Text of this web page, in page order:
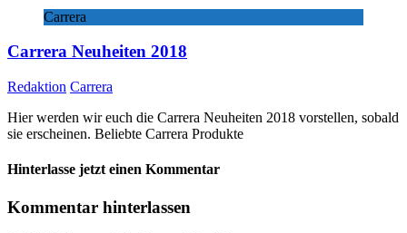
Carrera
Carrera Neuheiten 2018
Redaktion Carrera
Hier werden wir euch die Carrera Neuheiten 2018 vorstellen, sobald
sie erscheinen. Beliebte Carrera Produkte
Hinterlasse jetzt einen Kommentar
Kommentar hinterlassen